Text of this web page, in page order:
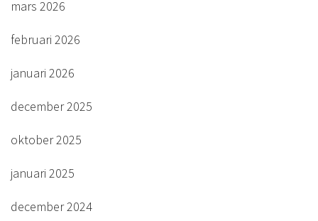
mars 2026
februari 2026
januari 2026
december 2025
oktober 2025
januari 2025
december 2024